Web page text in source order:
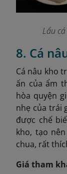
Lẩu
8. Cá
Cá nâu kho
ấn của ẩm
hòa quyện
nhẹ của trái
được chế
kho, tạo
chua, rất
Giá tham